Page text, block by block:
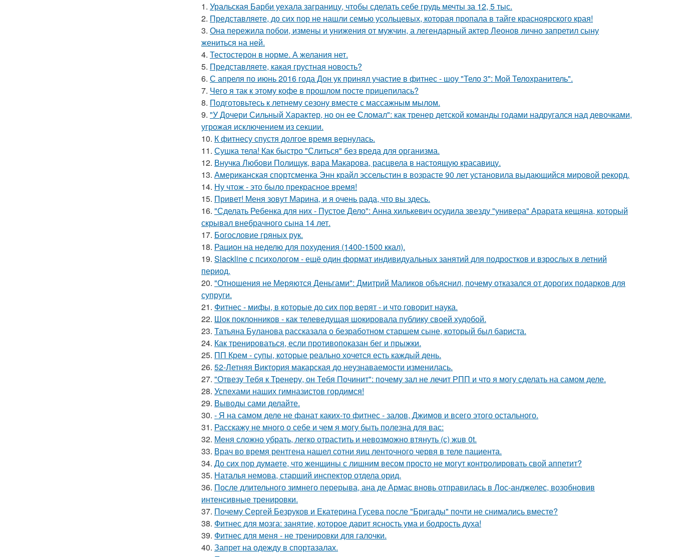
1. Уральская Барби уехала заграницу, чтобы сделать себе грудь мечты за 12, 5 тыс.
2. Представляете, до сих пор не нашли семью усольцевых, которая пропала в тайге красноярского края!
3. Она пережила побои, измены и унижения от мужчин, а легендарный актер Леонов лично запретил сыну
жениться на ней.
4. Тестостерон в норме. А желания нет.
5. Представляете, какая грустная новость?
6. С апреля по июнь 2016 года Дон ук принял участие в фитнес - шоу "Тело 3": Мой Телохранитель".
7. Чего я так к этому кофе в прошлом посте прицепилась?
8. Подготовьтесь к летнему сезону вместе с массажным мылом.
9. "У Дочери Сильный Характер, но он ее Сломал": как тренер детской команды годами надругался над девочками,
угрожая исключением из секции.
10. К фитнесу спустя долгое время вернулась.
11. Сушка тела! Как быстро "Слиться" без вреда для организма.
12. Внучка Любови Полищук, вара Макарова, расцвела в настоящую красавицу.
13. Американская спортсменка Энн крайл эссельстин в возрасте 90 лет установила выдающийся мировой рекорд.
14. Ну чтож - это было прекрасное время!
15. Привет! Меня зовут Марина, и я очень рада, что вы здесь.
16. "Сделать Ребенка для них - Пустое Дело": Анна хилькевич осудила звезду "универа" Арарата кещяна, который
скрывал внебрачного сына 14 лет.
17. Богословие гряных рук.
18. Рацион на неделю для похудения (1400-1500 ккал).
19. Slackline с психологом - ещё один формат индивидуальных занятий для подростков и взрослых в летний
период.
20. "Отношения не Меряются Деньгами": Дмитрий Маликов объяснил, почему отказался от дорогих подарков для
супруги.
21. Фитнес - мифы, в которые до сих пор верят - и что говорит наука.
22. Шок поклонников - как телеведущая шокировала публику своей худобой.
23. Татьяна Буланова рассказала о безработном старшем сыне, который был бариста.
24. Как тренироваться, если противопоказан бег и прыжки.
25. ПП Крем - супы, которые реально хочется есть каждый день.
26. 52-Летняя Виктория макарская до неузнаваемости изменилась.
27. "Отвезу Тебя к Тренеру, он Тебя Починит": почему зал не лечит РПП и что я могу сделать на самом деле.
28. Успехами наших гимназистов гордимся!
29. Выводы сами делайте.
30. - Я на самом деле не фанат каких-то фитнес - залов, Джимов и всего этого остального.
31. Расскажу не много о себе и чем я могу быть полезна для вас:
32. Меня сложно убрать, легко отрастить и невозможно втянуть (с) жuв 0t.
33. Врач во время рентгена нашел сотни яиц ленточного червя в теле пациента.
34. До сих пор думаете, что женщины с лишним весом просто не могут контролировать свой аппетит?
35. Наталья немова, старший инспектор отдела орид.
36. После длительного зимнего перерыва, ана де Армас вновь отправилась в Лос-анджелес, возобновив
интенсивные тренировки.
37. Почему Сергей Безруков и Екатерина Гусева после "Бригады" почти не снимались вместе?
38. Фитнес для мозга: занятие, которое дарит ясность ума и бодрость духа!
39. Фитнес для меня - не тренировки для галочки.
40. Запрет на одежду в спортазалах.